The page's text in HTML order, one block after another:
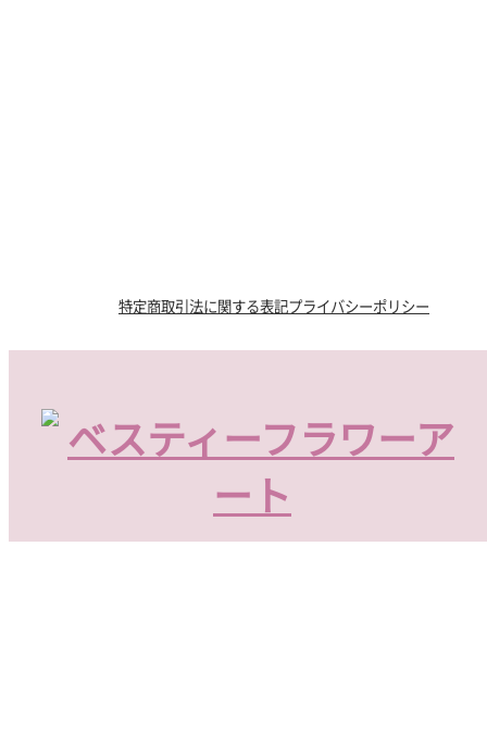
特定商取引法に関する表記プライバシーポリシー